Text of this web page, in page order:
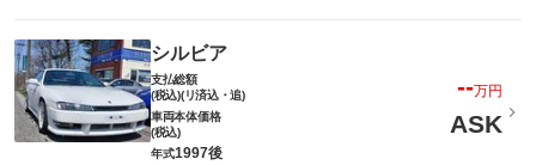
シルビア
支払総額
(税込)(リ済込・追)
--万円
車両本体価格
(税込)
ASK
年式1997後